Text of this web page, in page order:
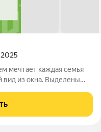
2025
мечтает каждая семья
вид из окна. Выделены
каждому найдётся место,